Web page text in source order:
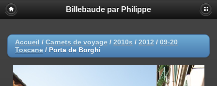
Billebaude par Philippe
Accueil / Carnets de voyage / 2010s / 2012 / 09-20
Toscane / Porta de Borghi